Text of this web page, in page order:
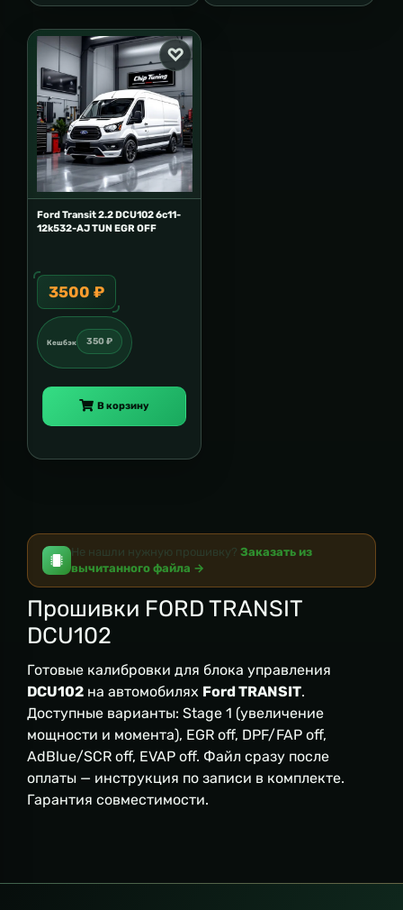
Ford Transit 2.2 DCU102 6c11-
12k532-AJ TUN EGR OFF
3500 ₽
Кешбэк 350 ₽
В корзину
Не нашли нужную прошивку? Заказать из
вычитанного файла →
Прошивки FORD TRANSIT
DCU102
Готовые калибровки для блока управления
DCU102 на автомобилях Ford TRANSIT.
Доступные варианты: Stage 1 (увеличение
мощности и момента), EGR off, DPF/FAP off,
AdBlue/SCR off, EVAP off. Файл сразу после
оплаты — инструкция по записи в комплекте.
Гарантия совместимости.